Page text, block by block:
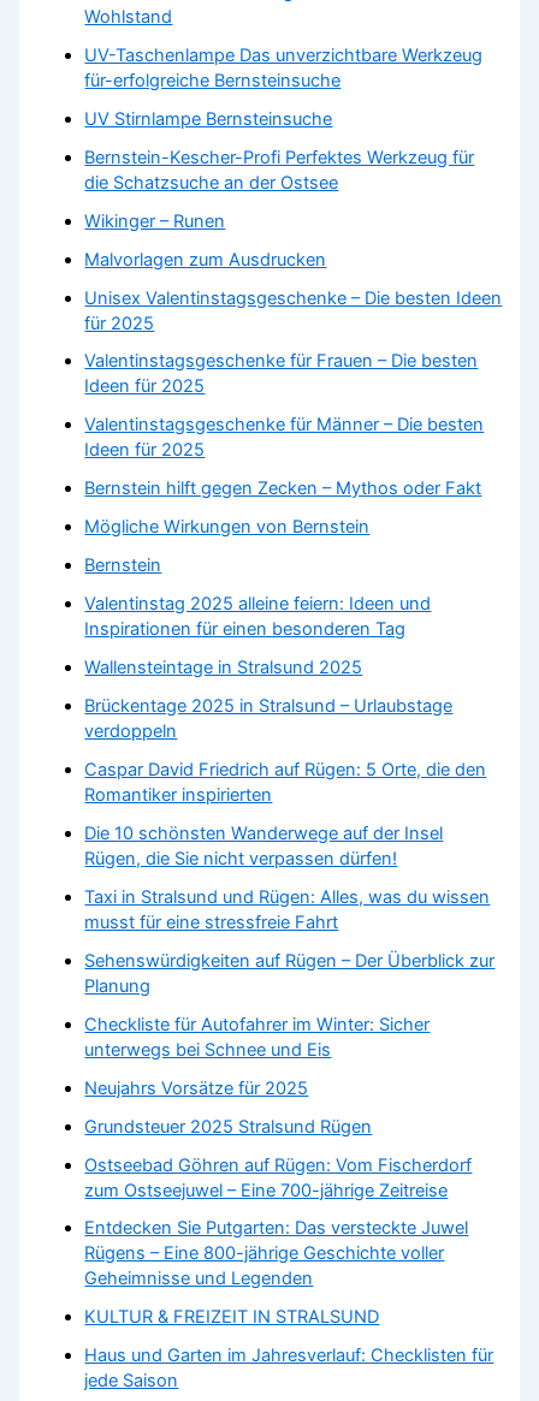
Wohlstand
UV-Taschenlampe Das unverzichtbare Werkzeug
für-erfolgreiche Bernsteinsuche
UV Stirnlampe Bernsteinsuche
Bernstein-Kescher-Profi Perfektes Werkzeug für
die Schatzsuche an der Ostsee
Wikinger – Runen
Malvorlagen zum Ausdrucken
Unisex Valentinstagsgeschenke – Die besten Ideen
für 2025
Valentinstagsgeschenke für Frauen – Die besten
Ideen für 2025
Valentinstagsgeschenke für Männer – Die besten
Ideen für 2025
Bernstein hilft gegen Zecken – Mythos oder Fakt
Mögliche Wirkungen von Bernstein
Bernstein
Valentinstag 2025 alleine feiern: Ideen und
Inspirationen für einen besonderen Tag
Wallensteintage in Stralsund 2025
Brückentage 2025 in Stralsund – Urlaubstage
verdoppeln
Caspar David Friedrich auf Rügen: 5 Orte, die den
Romantiker inspirierten
Die 10 schönsten Wanderwege auf der Insel
Rügen, die Sie nicht verpassen dürfen!
Taxi in Stralsund und Rügen: Alles, was du wissen
musst für eine stressfreie Fahrt
Sehenswürdigkeiten auf Rügen – Der Überblick zur
Planung
Checkliste für Autofahrer im Winter: Sicher
unterwegs bei Schnee und Eis
Neujahrs Vorsätze für 2025
Grundsteuer 2025 Stralsund Rügen
Ostseebad Göhren auf Rügen: Vom Fischerdorf
zum Ostseejuwel – Eine 700-jährige Zeitreise
Entdecken Sie Putgarten: Das versteckte Juwel
Rügens – Eine 800-jährige Geschichte voller
Geheimnisse und Legenden
KULTUR & FREIZEIT IN STRALSUND
Haus und Garten im Jahresverlauf: Checklisten für
jede Saison